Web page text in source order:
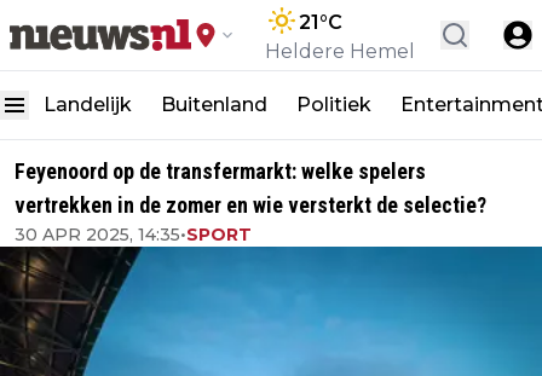
21°C
Heldere Hemel
Landelijk Buitenland Politiek
Feyenoord op de transfermarkt: welke spelers
vertrekken in de zomer en wie versterkt de selectie?
30 APR 2025, 14:35•SPORT